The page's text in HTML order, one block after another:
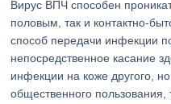
Вирус ВПЧ способен
половым, так и контактно-
способ передачи инфекции
непосредственное касание
инфекции на коже другого,
общественного пользования,